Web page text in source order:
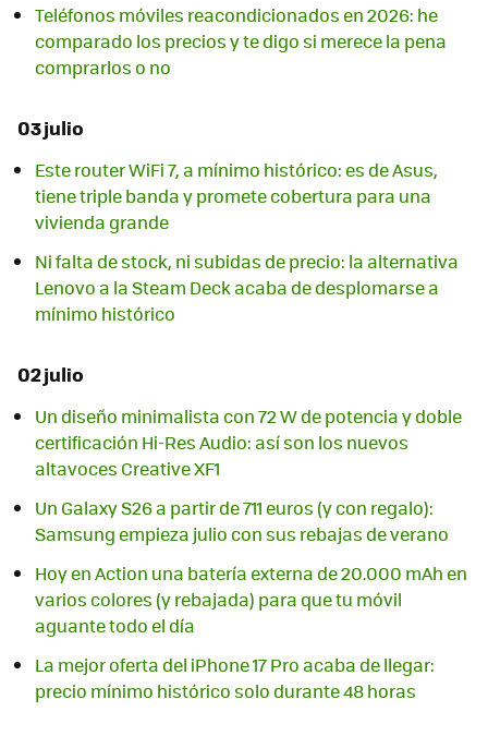
Teléfonos móviles reacondicionados en 2026: he
comparado los precios y te digo si merece la pena
comprarlos o no
03 julio
Este router WiFi 7, a mínimo histórico: es de Asus,
tiene triple banda y promete cobertura para una
vivienda grande
Ni falta de stock, ni subidas de precio: la alternativa
Lenovo a la Steam Deck acaba de desplomarse a
mínimo histórico
02 julio
Un diseño minimalista con 72 W de potencia y doble
certificación Hi-Res Audio: así son los nuevos
altavoces Creative XF1
Un Galaxy S26 a partir de 711 euros (y con regalo):
Samsung empieza julio con sus rebajas de verano
Hoy en Action una batería externa de 20.000 mAh en
varios colores (y rebajada) para que tu móvil
aguante todo el día
La mejor oferta del iPhone 17 Pro acaba de llegar:
precio mínimo histórico solo durante 48 horas